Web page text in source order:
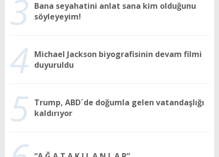
3 Bana seyahatini anlat sana kim olduğunu
söyleyeyim!
4 Michael Jackson biyografisinin devam filmi
duyuruldu
5 Trump, ABD´de doğumla gelen vatandaşlığı
kaldırıyor